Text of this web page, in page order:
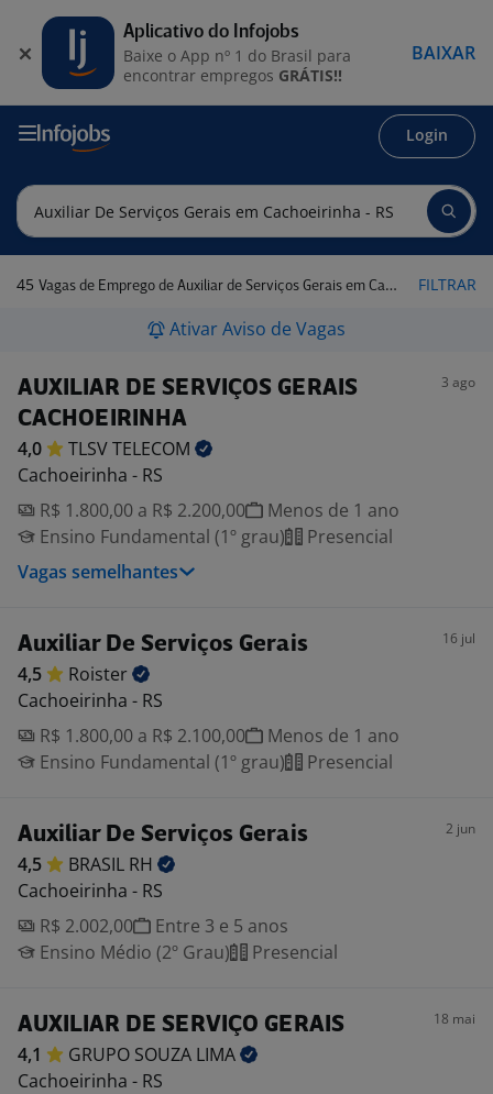
Login
45 Vagas de Emprego de Auxiliar de Serviços Gerais em Cachoeirinha - RS FILTRAR
Ativar Aviso de Vagas
AUXILIAR DE SERVIÇOS GERAIS
CACHOEIRINHA
3 ago
4,0 TLSVTELECOM
Cachoeirinha - RS
R$ 1.800,00 a R$ 2.200,00
Menos de 1 ano
Ensino Fundamental (1º grau)
Presencial
Vagas semelhantes
Auxiliar De Serviços Gerais 16 jul
4,5
Roister
Cachoeirinha - RS
R$ 1.800,00 a R$ 2.100,00
Menos de 1 ano
Ensino Fundamental (1º grau)
Presencial
Auxiliar De Serviços Gerais 2 jun
4,5 BRASIL RH
Cachoeirinha - RS
R$ 2.002,00
Entre 3 e 5 anos
Ensino Médio (2º Grau)
Presencial
AUXILIAR DE SERVIÇO GERAIS 18 mai
4,1 GRUPO SOUZA LIMA
Cachoeirinha - RS
Aplicativo do Infojobs
Baixe o App nº 1 do Brasil para
encontrar empregos GRÁTIS!!
BAIXAR